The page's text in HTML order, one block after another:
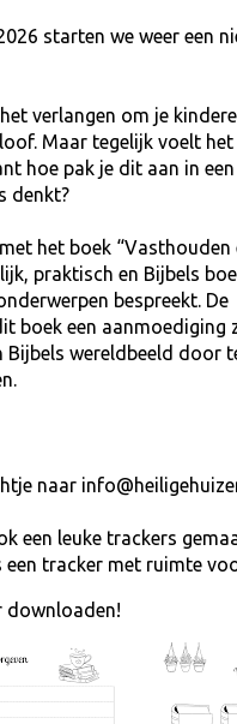
starten we weer een
verlangen om je
Maar tegelijk voelt het
hoe pak je dit aan in een
denkt?
het boek “Vasthouden
praktisch en Bijbels
bespreekt. De
boek een aanmoediging
Bijbels wereldbeeld door
naar
een leuke trackers
tracker met ruimte
downloaden!